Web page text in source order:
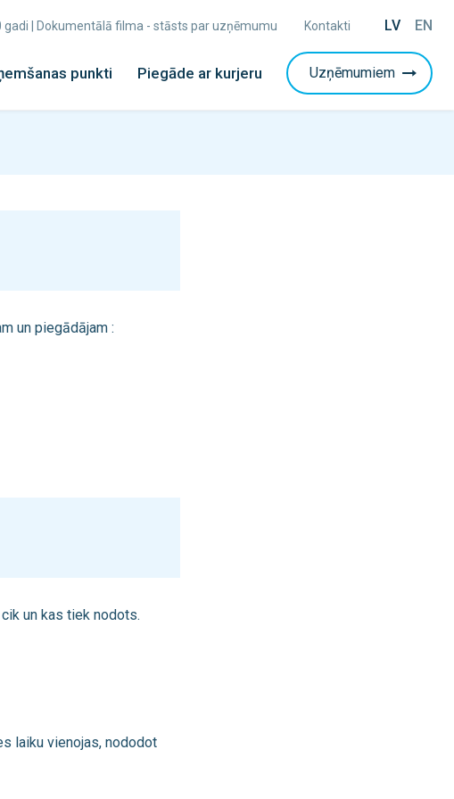
gadi | Dokumentālā filma - stāsts par uzņēmumu Kontakti LV EN
punkti Piegāde ar kurjeru Uzņēmumiem
un piegādājam :
un kas tiek nodots.
laiku vienojas, nododot